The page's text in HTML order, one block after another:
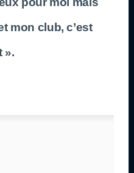
mon club, c’est
».